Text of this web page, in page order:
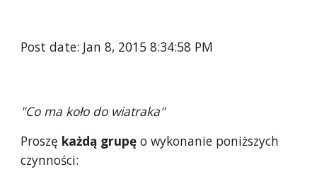
Post date: Jan 8, 2015 8:34:58 PM
"Co ma koło do wiatraka"
Proszę każdą grupę o wykonanie poniższych
czynności: